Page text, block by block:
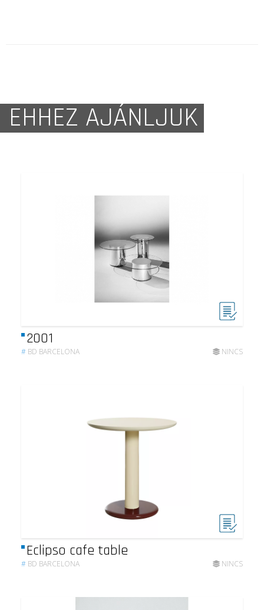
EHHEZ AJÁNLJUK
2001
# BD BARCELONA NINCS
Eclipso cafe table
# BD BARCELONA NINCS